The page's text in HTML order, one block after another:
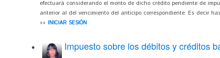
efectuará considerando el monto de dicho crédito pendiente de
anterior al del vencimiento del anticipo correspondiente. Es decir
»» INICIAR SESIÓN
Impuesto sobre los débitos y créditos